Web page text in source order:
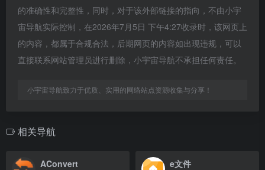
的准确性和完整性，同时，对于该外部链接的指向，不由小宇
宙导航实际控制，在2026年7月5日 下午4:27收录时，该网页上
的内容，都属于合规合法，后期网页的内容如出现违规，可以
直接联系网站管理员进行删除，小宇宙导航不承担任何责任。
小宇宙导航致力于优质、实用的网络站点资源收集与分享！
相关导航
AConvert e文件